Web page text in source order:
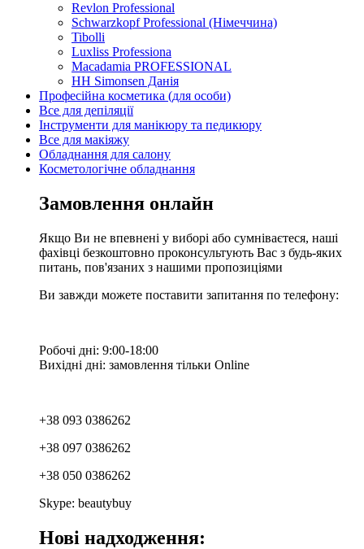
Revlon Professional
Schwarzkopf Professional (Німеччина)
Tibolli
Luxliss Professiona
Macadamia PROFESSIONAL
HH Simonsen Данія
Професійна косметика (для особи)
Все для депіляції
Інструменти для манікюру та педикюру
Все для макіяжу
Обладнання для салону
Косметологічне обладнання
Замовлення онлайн
Якщо Ви не впевнені у виборі або сумніваєтеся, наші
фахівці безкоштовно проконсультують Вас з будь-яких
питань, пов'язаних з нашими пропозиціями
Ви завжди можете поставити запитання по телефону:
Робочі дні: 9:00-18:00
Вихідні дні: замовлення тільки Online
+38 093 0386262
+38 097 0386262
+38 050 0386262
Skype: beautybuy
Нові надходження: